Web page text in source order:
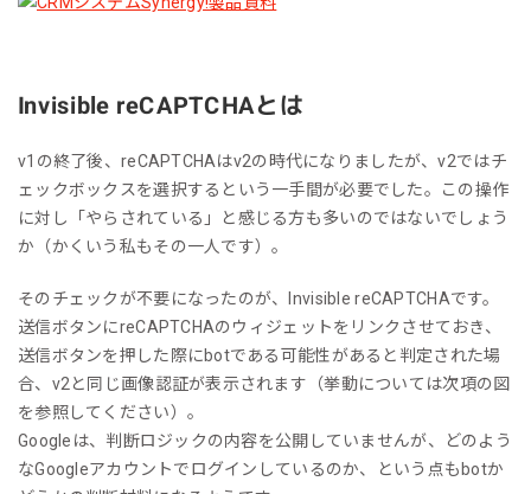
Invisible reCAPTCHAとは
v1の終了後、reCAPTCHAはv2の時代になりましたが、v2ではチ
ェックボックスを選択するという一手間が必要でした。この操作
に対し「やらされている」と感じる方も多いのではないでしょう
か（かくいう私もその一人です）。
そのチェックが不要になったのが、Invisible reCAPTCHAです。
送信ボタンにreCAPTCHAのウィジェットをリンクさせておき、
送信ボタンを押した際にbotである可能性があると判定された場
合、v2と同じ画像認証が表示されます（挙動については次項の図
を参照してください）。
Googleは、判断ロジックの内容を公開していませんが、どのよう
なGoogleアカウントでログインしているのか、という点もbotか